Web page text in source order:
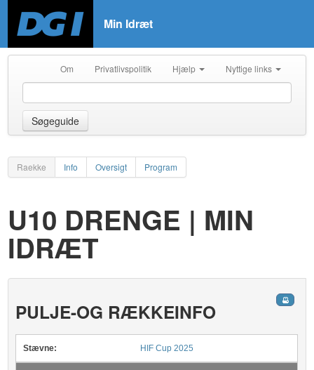
Min Idræt
Om Privatlivspolitik Hjælp Nyttige links
Søgeguide
Raekke Info Oversigt Program
U10 DRENGE | MIN
IDRÆT
PULJE-OG RÆKKEINFO
Stævne: HIF Cup 2025